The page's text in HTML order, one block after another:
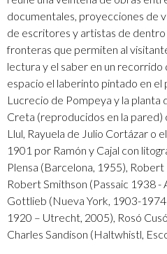
documentales, proyecciones de
de escritores y artistas de
fronteras que permiten al
lectura y el saber en un recorrido
espacio el laberinto pintado en el
Lucrecio de Pompeya y la planta
Creta (reproducidos en la pared)
Llul, Rayuela de Julio Cortázar o
1901 por Ramón y Cajal con
Plensa (Barcelona, 1955),
Robert Smithson (Passaic 1938 -
Gottlieb (Nueva York, 1903-
1920 – Utrecht, 2005), Rosó
Charles Sandison (Haltwhistl,